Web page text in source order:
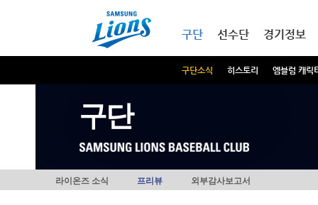
구단
구단소식 히스토리 엠블럼 캐릭
선수단 경기정보
구단
라이온즈 소식 프리뷰 외부감사보고서